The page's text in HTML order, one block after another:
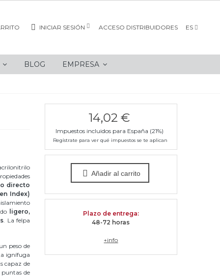
INICIAR SESIÓN ACCESO DISTRIBUIDORES ES
BLOG EMPRESA
directo
Index)
ligero,
. La felpa
peso de
ignífuga
capaz de
de
14,02 €
Impuestos incluidos para España (21%)
Regístrate para ver qué impuestos se te aplican
Añadir al carrito
Plazo de entrega:
48-72 horas
+info